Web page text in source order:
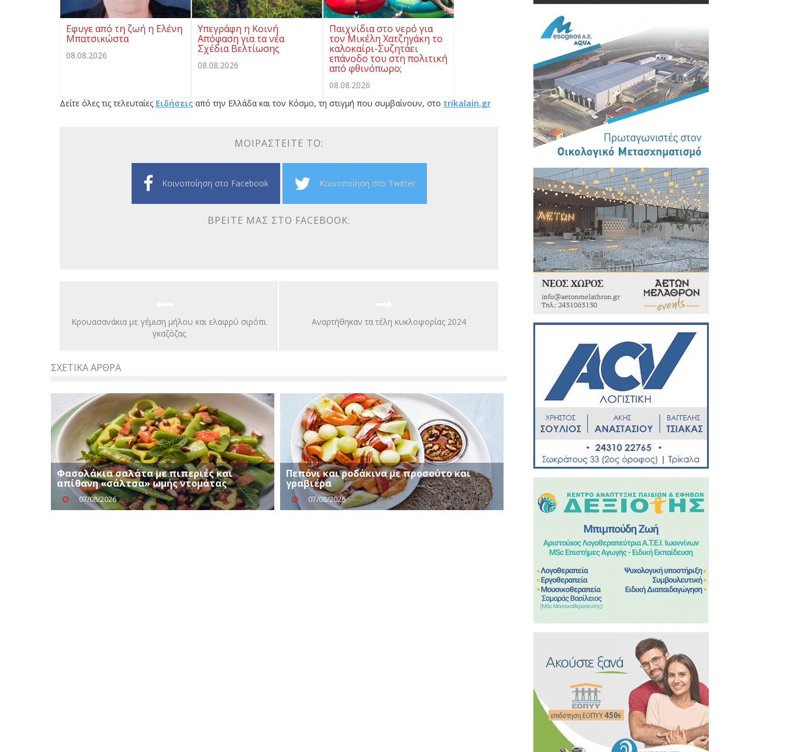
Eφυγε από τη ζωή η Ελένη
Μπατσικώστα
08.08.2026
Υπεγράφη η Κοινή
Απόφαση για τα νέα
Σχέδια Βελτίωσης
08.08.2026
Παιχνίδια στο νερό για
τον Μικέλη Χατζηγάκη το
καλοκαίρι-Συζητάει
επάνοδο του στη πολιτική
από φθινόπωρο;
08.08.2026
Δείτε όλες τις τελευταίες Ειδήσεις από την Ελλάδα και τον Κόσμο, τη στιγμή που συμβαίνουν, στο trikalain.gr
ΜΟΙΡΑΣΤΕΊΤΕ ΤΟ:
Κοινοποίηση στο Facebook Κοινοποίηση στο Twitter
ΒΡΕΊΤΕ ΜΑΣ ΣΤΟ FACEBOOK:
Κρουασανάκια με γέμιση μήλου και ελαφρύ σιρόπι
γκαζόζας
Αναρτήθηκαν τα τέλη κυκλοφορίας 2024
ΣΧΕΤΙΚΆ ΆΡΘΡΑ
Φασολάκια σαλάτα με πιπεριές και
απίθανη «σάλτσα» ωμής ντομάτας
07/08/2026
Πεπόνι και ροδάκινα με προσούτο και
γραβιέρα
07/08/2026